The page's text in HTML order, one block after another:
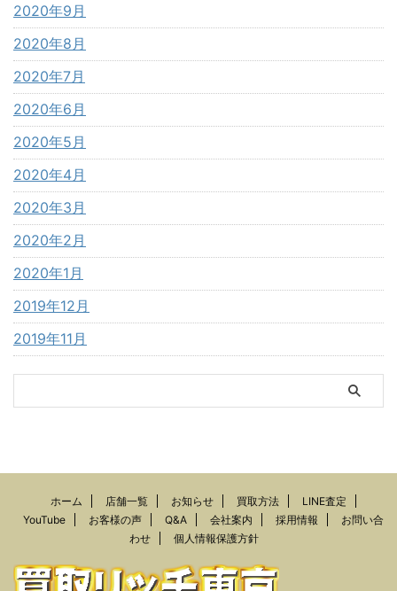
2020年9月
2020年8月
2020年7月
2020年6月
2020年5月
2020年4月
2020年3月
2020年2月
2020年1月
2019年12月
2019年11月
ホーム 店舗一覧 お知らせ 買取方法
LINE査定
YouTube
お客様の声 Q&A 会社案内 採用情報
お問い合
わせ
個人情報保護方針